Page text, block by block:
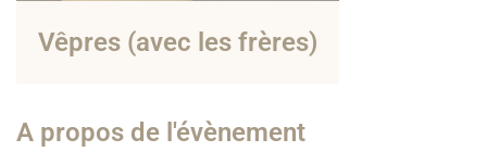
Vêpres (avec les frères)
A propos de l'évènement